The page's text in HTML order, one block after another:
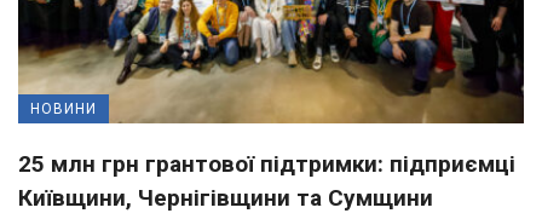
НОВИНИ
25 млн грн грантової підтримки: підприємці
Київщини, Чернігівщини та Сумщини